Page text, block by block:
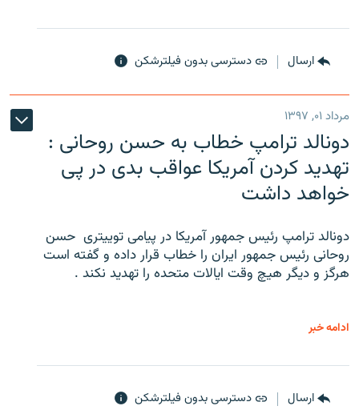
ارسال دسترسی بدون فیلترشکن
مرداد ۰۱, ۱۳۹۷
دونالد ترامپ خطاب به حسن روحانی :
تهدید کردن آمریکا عواقب بدی در پی
خواهد داشت
دونالد ترامپ رئیس جمهور آمریکا در پیامی توییتری ‌ حسن
روحانی رئیس جمهور ایران را خطاب قرار داده و گفته است
هرگز و دیگر هیچ وقت ایالات متحده را تهدید نکند .
ادامه خبر
ارسال دسترسی بدون فیلترشکن